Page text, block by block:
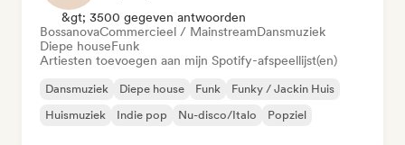
&gt; 3500 gegeven antwoorden
BossanovaCommercieel / MainstreamDansmuziek
Diepe houseFunk
Artiesten toevoegen aan mijn Spotify-afspeellijst(en)
Dansmuziek Diepe house Funk
Funky / Jackin Huis
Huismuziek
Indie pop Nu-disco/Italo Popziel